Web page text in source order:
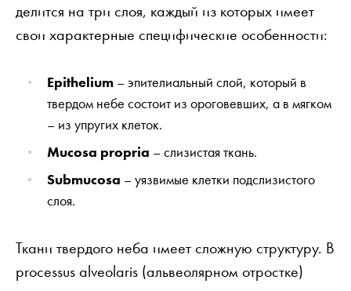
делится на три слоя, каждый из которых имеет
свои характерные специфические особенности:
Epithelium – эпителиальный слой, который в
твердом небе состоит из ороговевших, а в мягком
– из упругих клеток.
Mucosa propria – слизистая ткань.
Submucosa – уязвимые клетки подслизистого
слоя.
Ткани твердого неба имеет сложную структуру. В
processus alveolaris (альвеолярном отростке)